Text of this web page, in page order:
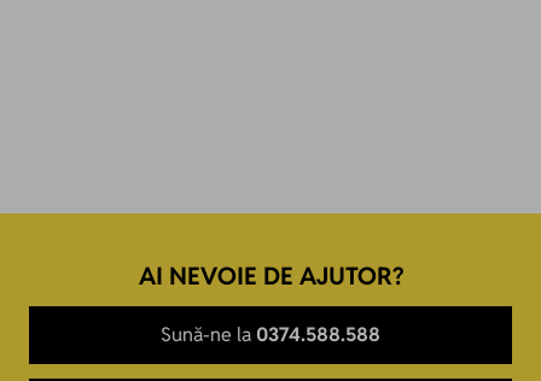
AI NEVOIE DE AJUTOR?
Sună-ne la 0374.588.588